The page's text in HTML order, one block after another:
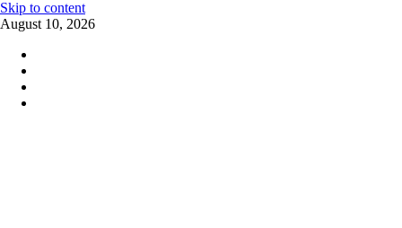
Skip to content
August 10, 2026